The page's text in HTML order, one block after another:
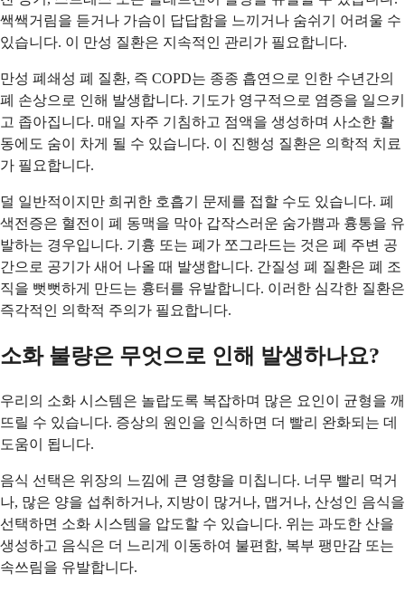
쌕쌕거림을 듣거나 가슴이 답답함을 느끼거나 숨쉬기 어려울 수
있습니다. 이 만성 질환은 지속적인 관리가 필요합니다.
만성 폐쇄성 폐 질환, 즉 COPD는 종종 흡연으로 인한 수년간의
폐 손상으로 인해 발생합니다. 기도가 영구적으로 염증을 일으키
고 좁아집니다. 매일 자주 기침하고 점액을 생성하며 사소한 활
동에도 숨이 차게 될 수 있습니다. 이 진행성 질환은 의학적 치료
가 필요합니다.
덜 일반적이지만 희귀한 호흡기 문제를 접할 수도 있습니다. 폐
색전증은 혈전이 폐 동맥을 막아 갑작스러운 숨가쁨과 흉통을 유
발하는 경우입니다. 기흉 또는 폐가 쪼그라드는 것은 폐 주변 공
간으로 공기가 새어 나올 때 발생합니다. 간질성 폐 질환은 폐 조
직을 뻣뻣하게 만드는 흉터를 유발합니다. 이러한 심각한 질환은
즉각적인 의학적 주의가 필요합니다.
소화 불량은 무엇으로 인해 발생하나요?
우리의 소화 시스템은 놀랍도록 복잡하며 많은 요인이 균형을 깨
뜨릴 수 있습니다. 증상의 원인을 인식하면 더 빨리 완화되는 데
도움이 됩니다.
음식 선택은 위장의 느낌에 큰 영향을 미칩니다. 너무 빨리 먹거
나, 많은 양을 섭취하거나, 지방이 많거나, 맵거나, 산성인 음식을
선택하면 소화 시스템을 압도할 수 있습니다. 위는 과도한 산을
생성하고 음식은 더 느리게 이동하여 불편함, 복부 팽만감 또는
속쓰림을 유발합니다.